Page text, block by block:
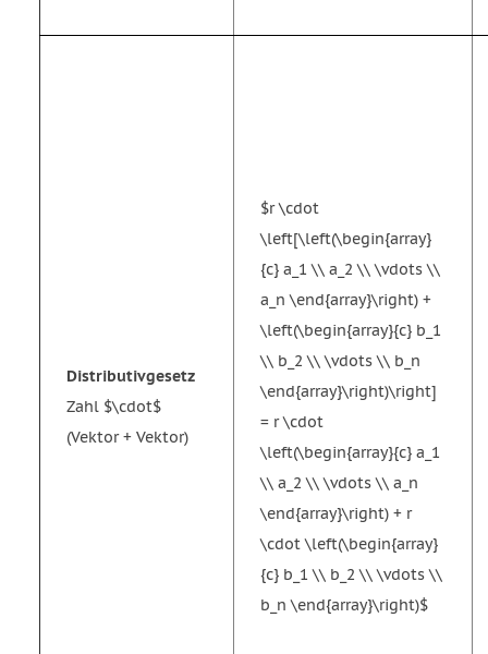
Distributivgesetz
Zahl $\cdot$
(Vektor + Vektor)
$r \cdot
\left[\left(\begin{array}
{c} a_1 \\ a_2 \\ \vdots \\
a_n \end{array}\right) +
\left(\begin{array}{c} b_1
\\ b_2 \\ \vdots \\ b_n
\end{array}\right)\right]
= r \cdot
\left(\begin{array}{c} a_1
\\ a_2 \\ \vdots \\ a_n
\end{array}\right) + r
\cdot \left(\begin{array}
{c} b_1 \\ b_2 \\ \vdots \\
b_n \end{array}\right)$